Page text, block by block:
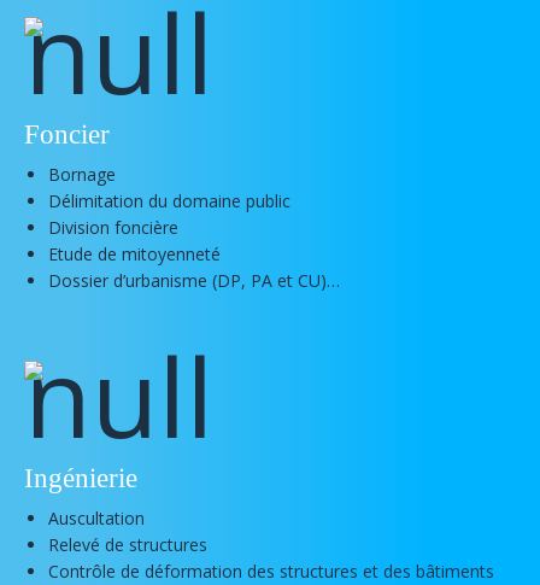
Foncier
Bornage
Délimitation du domaine public
Division foncière
Etude de mitoyenneté
Dossier d’urbanisme (DP, PA et CU)…
Ingénierie
Auscultation
Relevé de structures
Contrôle de déformation des structures et des bâtiments